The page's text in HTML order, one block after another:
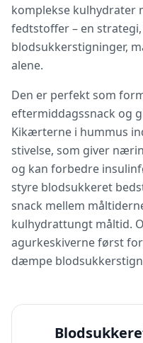
komplekse kulhydrater
fedtstoffer – en
blodsukkerstigninger,
alene.
Den er perfekt som
eftermiddagssnack og
Kikærterne i hummus
stivelse, som giver
og kan forbedre
styre blodsukkeret
snack mellem
kulhydrattungt måltid.
agurkeskiverne først
dæmpe